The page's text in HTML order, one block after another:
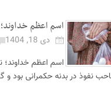
اسم اعظم
دی 18, 1404
اسم اعظم
نفوذ در بدنه حکمرانی بود و